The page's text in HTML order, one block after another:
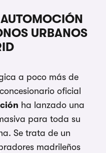
AUTOMOCIÓN
URBANOS
a poco más de
oficial
ha lanzado una
para toda su
Se trata de un
madrileños